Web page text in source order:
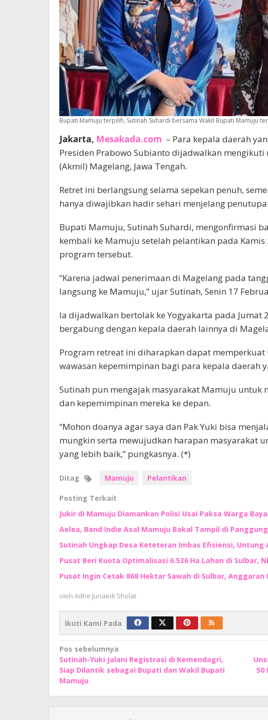
Bupati Mamuju terpilih, Sutinah Suhardi bersama Wakil Bupati Mamuju
Jakarta, Mesakada.com – Para kepala daerah
Presiden Prabowo Subianto dijadwalkan
(Akmil) Magelang, Jawa Tengah.
Retret ini berlangsung selama sepekan penuh,
hanya diwajibkan hadir sehari menjelang
Bupati Mamuju, Sutinah Suhardi, mengonfirmasi
kembali ke Mamuju setelah pelantikan pada
program tersebut.
“Karena jadwal penerimaan di Magelang pada
langsung ke Mamuju,” ujar Sutinah, Senin 17
Ia dijadwalkan bertolak ke Yogyakarta pada Jumat
bergabung dengan kepala daerah lainnya di
Program retreat ini diharapkan dapat
wawasan kepemimpinan bagi para kepala daerah
Sutinah pun mengajak masyarakat Mamuju untuk
dan kepemimpinan mereka ke depan.
“Mohon doanya agar saya dan Pak Yuki bisa
mungkin serta mewujudkan harapan masyarakat
yang lebih baik,” pungkasnya. (*)
Ditag Mamuju Pelantikan
Posting Terkait
Jukir di Mamuju Diamankan Polisi Usai Paksa Warga
Aelea, Band Indie Asal Mamuju Bakal Tampil di
Sutinah Ungkap Desa Keteteran Imbas Efisiensi, Untung
Pusat Beri Kuota Optimalisasi 6.536 Ha Lahan di Sulbar,
Pusat Ingin Cetak 868 Hektar Sawah di Sulbar, Anggaran
oleh Adhe Junaedi Sholat
Ikuti Kami Pada
Navigasi
pos
Pos sebelumnya
Sutinah-Yuki Jalani Registrasi di Kemendagri,
Siap Dilantik sebagai Bupati dan Wakil Bupati
Mamuju
50